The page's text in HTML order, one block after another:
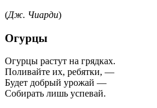
(Дж. Чиарди)
Огурцы
Огурцы растут на грядках.
Поливайте их, ребятки, —
Будет добрый урожай —
Собирать лишь успевай.